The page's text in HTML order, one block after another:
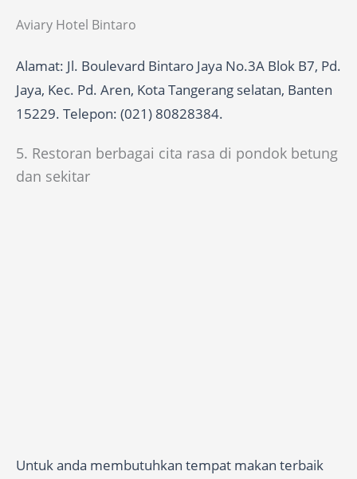
Aviary Hotel Bintaro
Alamat: Jl. Boulevard Bintaro Jaya No.3A Blok B7, Pd.
Jaya, Kec. Pd. Aren, Kota Tangerang selatan, Banten
15229. Telepon: (021) 80828384.
5. Restoran berbagai cita rasa di pondok betung
dan sekitar
Untuk anda membutuhkan tempat makan terbaik